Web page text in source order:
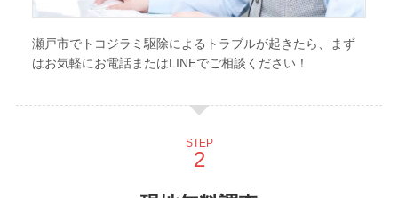
瀬戸市でトコジラミ駆除によるトラブルが起きたら、まず
はお気軽にお電話またはLINEでご相談ください！
STEP